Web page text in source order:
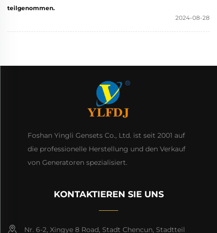
teilgenommen.
2024-08-28
Foshan Yingli Gensets Co., Ltd. ist seit 2001 auf
die professionelle Herstellung und den Verkauf
von Generatoren spezialisiert.
KONTAKTIEREN SIE UNS
Nr. 6-2, Xingye 8 Road, Stadt Chencun, Stadtteil